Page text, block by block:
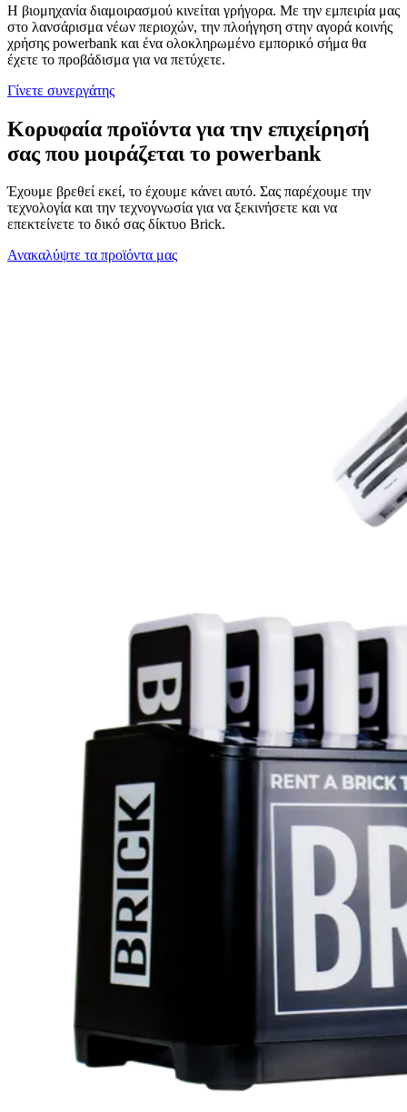
Η βιομηχανία διαμοιρασμού κινείται γρήγορα. Με την εμπειρία μας
στο λανσάρισμα νέων περιοχών, την πλοήγηση στην αγορά κοινής
χρήσης powerbank και ένα ολοκληρωμένο εμπορικό σήμα θα
έχετε το προβάδισμα για να πετύχετε.
Γίνετε συνεργάτης
Κορυφαία προϊόντα για την επιχείρησή
σας που μοιράζεται το powerbank
Έχουμε βρεθεί εκεί, το έχουμε κάνει αυτό. Σας παρέχουμε την
τεχνολογία και την τεχνογνωσία για να ξεκινήσετε και να
επεκτείνετε το δικό σας δίκτυο Brick.
Ανακαλύψτε τα προϊόντα μας